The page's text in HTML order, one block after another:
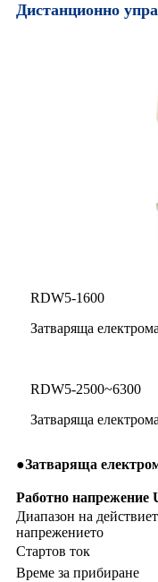
Дистанционно
RDW5-1600
Затваряща
RDW5-2500~6300
Затваряща
●Затваряща
Работно напрежение
Диапазон на
напрежението
Стартов ток
Време за прибиране